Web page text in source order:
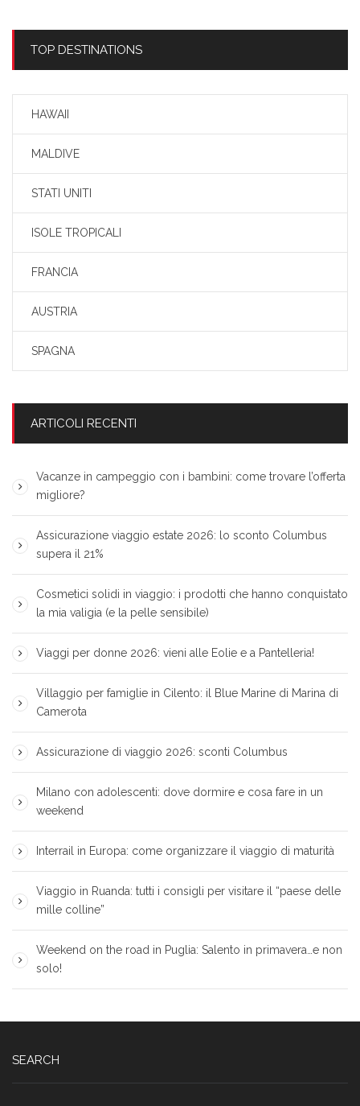
TOP DESTINATIONS
HAWAII
MALDIVE
STATI UNITI
ISOLE TROPICALI
FRANCIA
AUSTRIA
SPAGNA
ARTICOLI RECENTI
Vacanze in campeggio con i bambini: come trovare l’offerta
migliore?
Assicurazione viaggio estate 2026: lo sconto Columbus
supera il 21%
Cosmetici solidi in viaggio: i prodotti che hanno conquistato
la mia valigia (e la pelle sensibile)
Viaggi per donne 2026: vieni alle Eolie e a Pantelleria!
Villaggio per famiglie in Cilento: il Blue Marine di Marina di
Camerota
Assicurazione di viaggio 2026: sconti Columbus
Milano con adolescenti: dove dormire e cosa fare in un
weekend
Interrail in Europa: come organizzare il viaggio di maturità
Viaggio in Ruanda: tutti i consigli per visitare il “paese delle
mille colline”
Weekend on the road in Puglia: Salento in primavera…e non
solo!
SEARCH